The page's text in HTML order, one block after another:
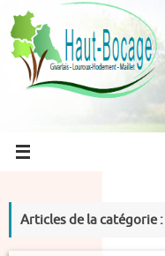
Passer
au
contenu
Articles de la catégorie :